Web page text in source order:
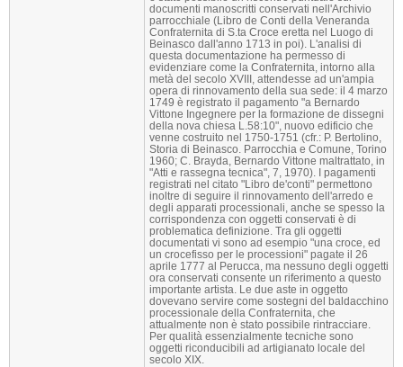
documenti manoscritti conservati nell'Archivio
parrocchiale (Libro de Conti della Veneranda
Confraternita di S.ta Croce eretta nel Luogo di
Beinasco dall'anno 1713 in poi). L'analisi di
questa documentazione ha permesso di
evidenziare come la Confraternita, intorno alla
metà del secolo XVIII, attendesse ad un'ampia
opera di rinnovamento della sua sede: il 4 marzo
1749 è registrato il pagamento "a Bernardo
Vittone Ingegnere per la formazione de dissegni
della nova chiesa L.58:10", nuovo edificio che
venne costruito nel 1750-1751 (cfr.: P. Bertolino,
Storia di Beinasco. Parrocchia e Comune, Torino
1960; C. Brayda, Bernardo Vittone maltrattato, in
"Atti e rassegna tecnica", 7, 1970). I pagamenti
registrati nel citato "Libro de'conti" permettono
inoltre di seguire il rinnovamento dell'arredo e
degli apparati processionali, anche se spesso la
corrispondenza con oggetti conservati è di
problematica definizione. Tra gli oggetti
documentati vi sono ad esempio "una croce, ed
un crocefisso per le processioni" pagate il 26
aprile 1777 al Perucca, ma nessuno degli oggetti
ora conservati consente un riferimento a questo
importante artista. Le due aste in oggetto
dovevano servire come sostegni del baldacchino
processionale della Confraternita, che
attualmente non è stato possibile rintracciare.
Per qualità essenzialmente tecniche sono
oggetti riconducibili ad artigianato locale del
secolo XIX.